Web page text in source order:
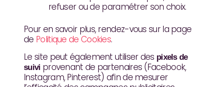
refuser ou de paramétrer son choix.
Pour en savoir plus, rendez-vous sur la page
de Politique de Cookies.
Le site peut également utiliser des pixels de
suivi provenant de partenaires (Facebook,
Instagram, Pinterest) afin de mesurer